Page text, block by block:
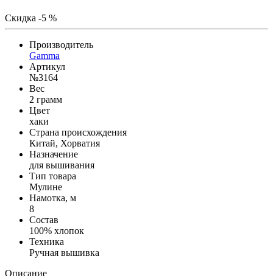
Скидка -5 %
Производитель
Gamma
Артикул
№3164
Вес
2 грамм
Цвет
хаки
Страна происхождения
Китай, Хорватия
Назначение
для вышивания
Тип товара
Мулине
Намотка, м
8
Состав
100% хлопок
Техника
Ручная вышивка
Описание